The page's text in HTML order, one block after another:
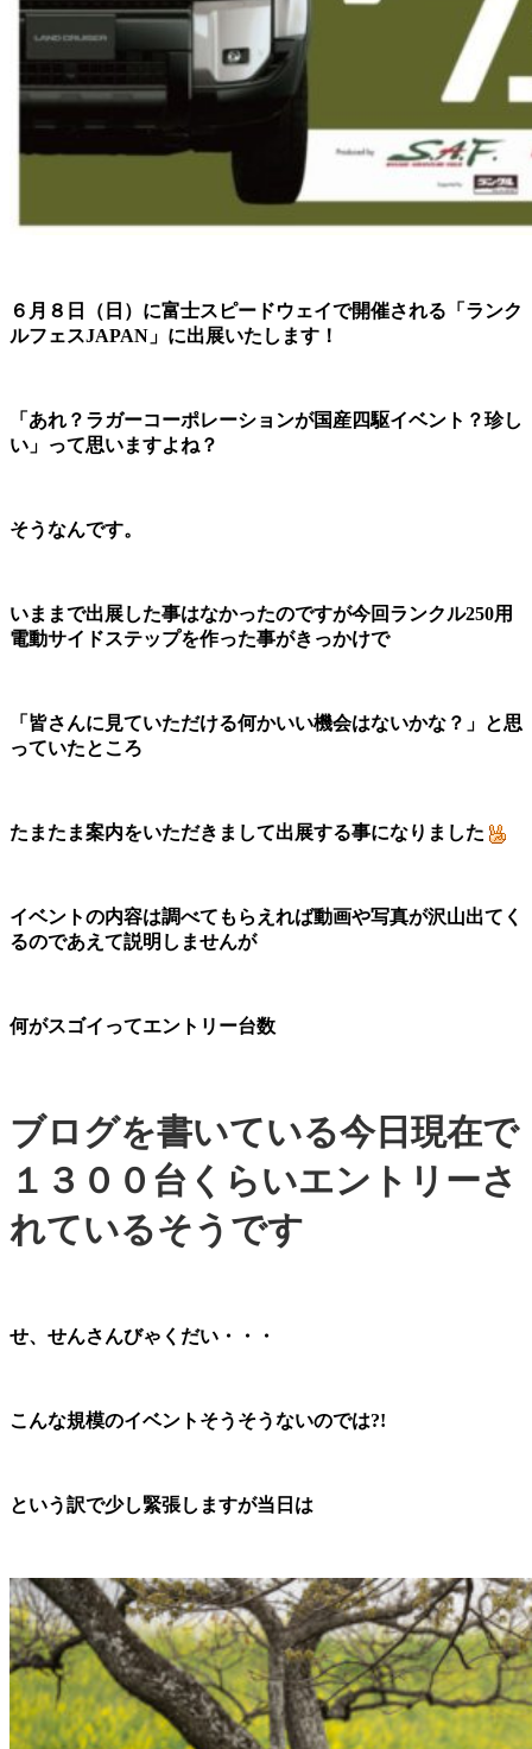
６月８日（日）に富士スピードウェイで開催される「ランク
ルフェスJAPAN」に出展いたします！
「あれ？ラガーコーポレーションが国産四駆イベント？珍し
い」って思いますよね？
そうなんです。
いままで出展した事はなかったのですが今回ランクル250用
電動サイドステップを作った事がきっかけで
「皆さんに見ていただける何かいい機会はないかな？」と思
っていたところ
たまたま案内をいただきまして出展する事になりました
イベントの内容は調べてもらえれば動画や写真が沢山出てく
るのであえて説明しませんが
何がスゴイってエントリー台数
ブログを書いている今日現在で
１３００台くらいエントリーさ
れているそうです
せ、せんさんびゃくだい・・・
こんな規模のイベントそうそうないのでは?!
という訳で少し緊張しますが当日は